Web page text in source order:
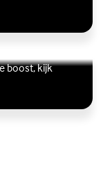
boost, kijk